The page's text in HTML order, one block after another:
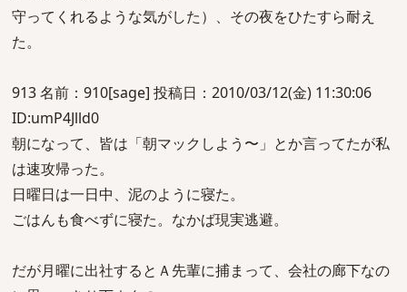
守ってくれるような気がした）、その夜をひたすら耐え
た。
913 名前：910[sage] 投稿日：2010/03/12(金) 11:30:06
ID:umP4Jlld0
朝になって、皆は「朝マックしよう〜」とか言ってたが私
は速攻帰った。
日曜日は一日中、泥のように寝た。
ごはんも食べずに寝た。なかば現実逃避。
だが月曜に出社するとＡ先輩に捕まって、会社の廊下なの